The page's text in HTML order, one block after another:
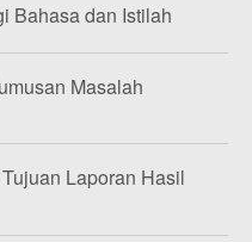
Bahasa dan Istilah
Masalah
Laporan Hasil